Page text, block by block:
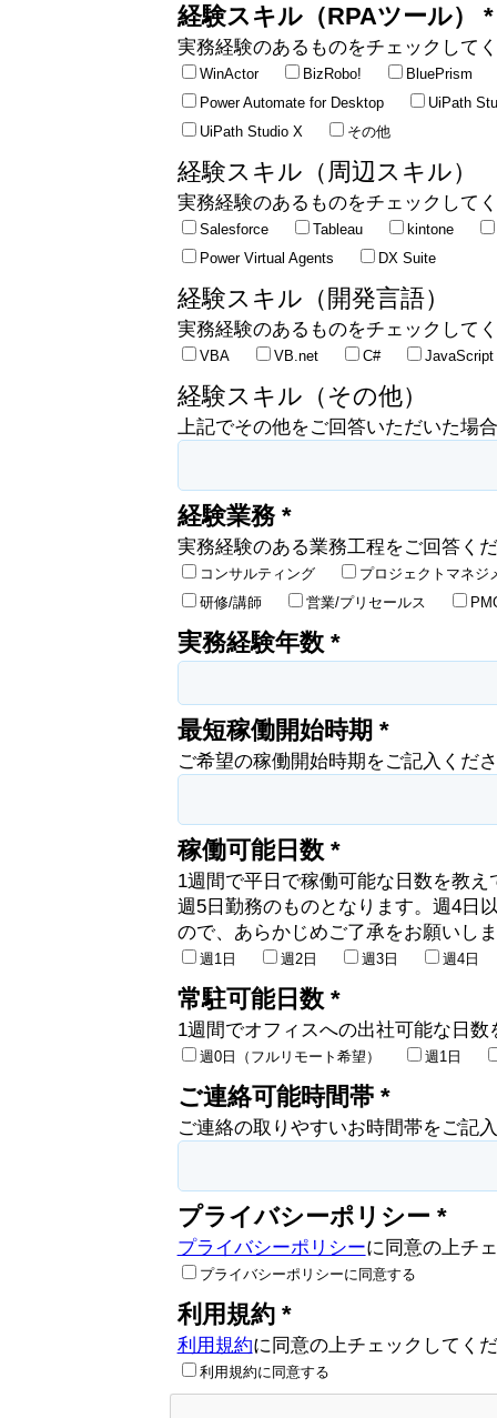
経験スキル（RPAツール） *
実務経験のあるものをチェックして
WinActor BizRobo!
BluePrism
Power Automate for Desktop
UiPath
UiPath Studio X
その他
経験スキル（周辺スキル）
実務経験のあるものをチェックして
Salesforce Tableau
kintone
Power Virtual Agents
DX Suite
経験スキル（開発言語）
実務経験のあるものをチェックして
VBA VB.net C# JavaScript
経験スキル（その他）
上記でその他をご回答いただいた場
経験業務 *
実務経験のある業務工程をご回答く
コンサルティング
プロジェクトマネジ
研修/講師
営業/プリセールス
実務経験年数 *
最短稼働開始時期 *
ご希望の稼働開始時期をご記入くだ
稼働可能日数 *
1週間で平日で稼働可能な日数を教
週5日勤務のものとなります。週4日
ので、あらかじめご了承をお願いし
週1日 週2日 週3日 週4日
常駐可能日数 *
1週間でオフィスへの出社可能な日
週0日（フルリモート希望） 週1日
ご連絡可能時間帯 *
ご連絡の取りやすいお時間帯をご記
プライバシーポリシー *
プライバシーポリシーに同意の上チ
プライバシーポリシーに同意する
利用規約 *
利用規約に同意の上チェックしてく
利用規約に同意する